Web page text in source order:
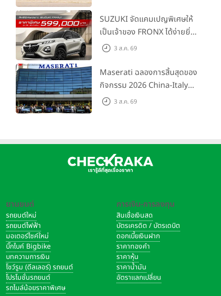
พร้อมลุย ด้วยราคาพิเศษเริ่ม
ต้นที่ 9.49 แสนบาท
SUZUKI จัดแคมเปญพิเศษให้
เป็นเจ้าของ FRONX ได้ง่ายยิ่ง
ขึ้นสำหรับรุ่น GL ราคาพิเศษ
200 คัน พร้อมข้อเสนอสุดคุ้ม
3 ส.ค. 69
Maserati ฉลองการสิ้นสุดของ
กิจกรรม 2026 China-Italy
Grand Tour ณ สำนักงาน
3 ส.ค. 69
ยานยนต์
รถยนต์ใหม่
รถยนต์ไฟฟ้า
มอเตอร์ไซค์ใหม่
บิ๊กไบค์ Bigbike
บทความการเงิน
โชว์รูม (ดีลเลอร์) รถยนต์
โปรโมชั่นรถยนต์
รถไมล์น้อยราคาพิเศษ
การเงิน-การลงทุน
สินเชื่อเงินสด
บัตรเครดิต / บัตรเดบิต
ดอกเบี้ยเงินฝาก
ราคาทองคำ
ราคาหุ้น
ราคาน้ำมัน
อัตราแลกเปลี่ยน